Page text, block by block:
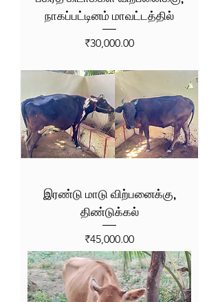
நாகப்பட்டினம் மாவட்டத்தில்
Price
₹30,000.00
இரண்டு மாடு விற்பனைக்கு,
திண்டுக்கல்
Price
₹45,000.00